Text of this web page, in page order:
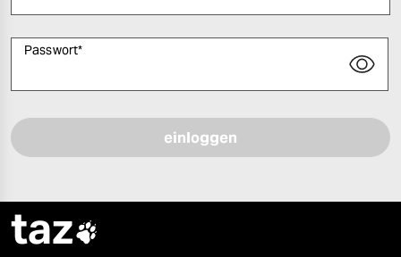
Passwort*
taz